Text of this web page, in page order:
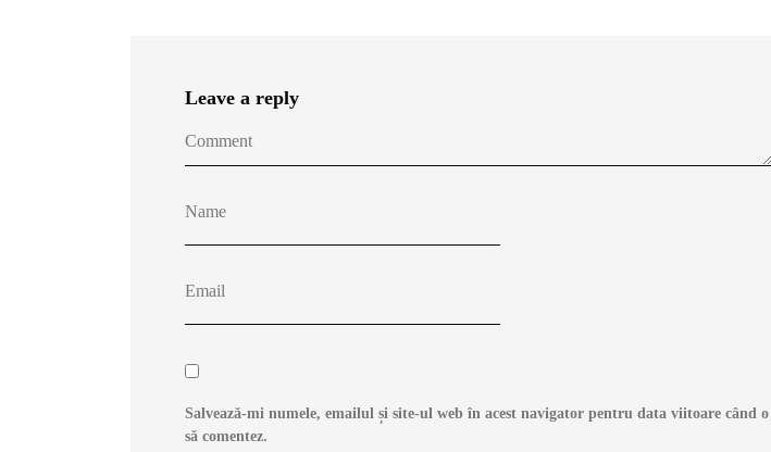
Leave a reply
Salvează-mi numele, emailul și site-ul web în acest navigator pentru data viitoare când o
să comentez.